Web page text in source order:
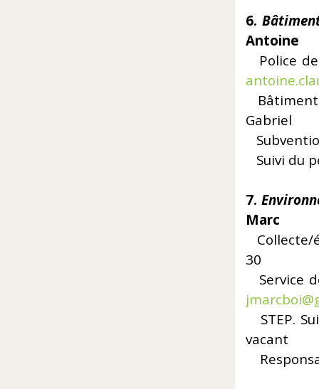
6.
Antoine
Gabriel
Suivi du
7.
Marc
30
STEP.
vacant